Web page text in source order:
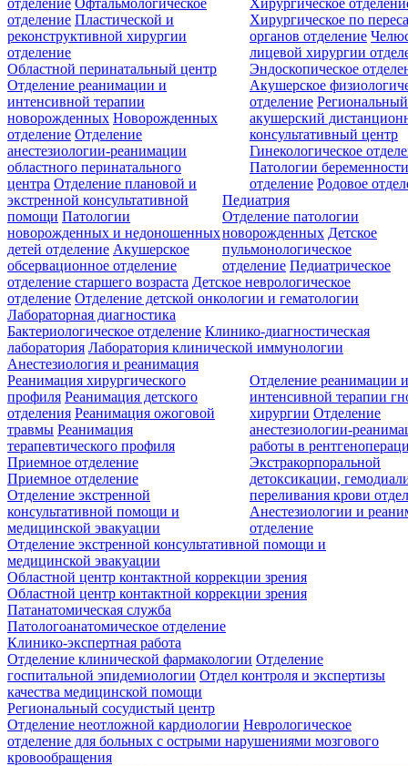
отделение Офтальмологическое
отделение Пластической и
реконструктивной хирургии
отделение
Хирургическое
Хирургическое по
органов отделение
лицевой хирургии
Эндоскопическое
Областной перинатальный центр
Отделение реанимации и
интенсивной терапии
новорожденных Новорожденных
отделение Отделение
анестезиологии-реанимации
областного перинатального
центра Отделение плановой и
экстренной консультативной
помощи Патологии
новорожденных и недоношенных
детей отделение Акушерское
обсервационное отделение
Акушерское
отделение Региональный
акушерский
консультативный центр
Гинекологическое
Патологии
отделение Родовое
Педиатрия
Отделение патологии
новорожденных Детское
пульмонологическое
отделение Педиатрическое
отделение старшего возраста Детское неврологическое
отделение Отделение детской онкологии и гематологии
Лабораторная диагностика
Бактериологическое отделение Клинико-диагностическая
лаборатория Лаборатория клинической иммунологии
Анестезиология и реанимация
Реанимация хирургического
профиля Реанимация детского
отделения Реанимация ожоговой
травмы Реанимация
терапевтического профиля
Отделение реанимации
интенсивной терапии
хирургии Отделение
анестезиологии-
работы в
Экстракорпоральной
детоксикации,
переливания крови
Анестезиологии и
отделение
Приемное отделение
Приемное отделение
Отделение экстренной
консультативной помощи и
медицинской эвакуации
Отделение экстренной консультативной помощи и
медицинской эвакуации
Областной центр контактной коррекции зрения
Областной центр контактной коррекции зрения
Патанатомическая служба
Патологоанатомическое отделение
Клинико-экспертная работа
Отделение клинической фармакологии Отделение
госпитальной эпидемиологии Отдел контроля и экспертизы
качества медицинской помощи
Региональный сосудистый центр
Отделение неотложной кардиологии Неврологическое
отделение для больных с острыми нарушениями мозгового
кровообращения